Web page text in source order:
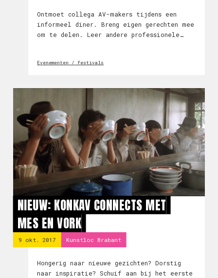
Ontmoet collega AV-makers tijdens een
informeel diner. Breng eigen gerechten mee
om te delen. Leer andere professionele
mogelijke samenwerkingen. Elk seizoen is
Evenementen / festivals
NIEUW: KONKAV CONNECTS MET
MES EN VORK
9 okt. 2017 Kunstloc Brabant
Hongerig naar nieuwe gezichten? Dorstig
naar inspiratie? Schuif aan bij het eerste